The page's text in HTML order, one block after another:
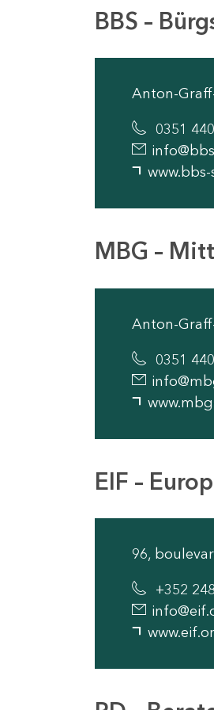
BBS –
Anton-
0351
MBG –
Anton-
0351
EIF –
96,
+352